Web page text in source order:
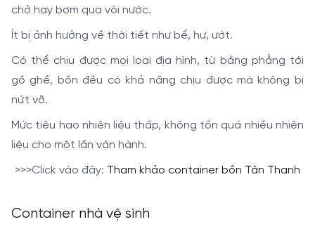
chở hay bơm qua vòi nước.
Ít bị ảnh hưởng về thời tiết như bể, hư, ướt.
Có thể chịu được mọi loại địa hình, từ bằng phẳng tới
gồ ghề, bồn đều có khả năng chịu được mà không bị
nứt vỡ.
Mức tiêu hao nhiên liệu thấp, không tốn quá nhiều nhiên
liệu cho một lần vận hành.
>>>Click vào đây: Tham khảo container bồn Tân Thanh
Container nhà vệ sinh